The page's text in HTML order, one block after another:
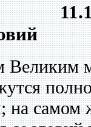
Великим
на